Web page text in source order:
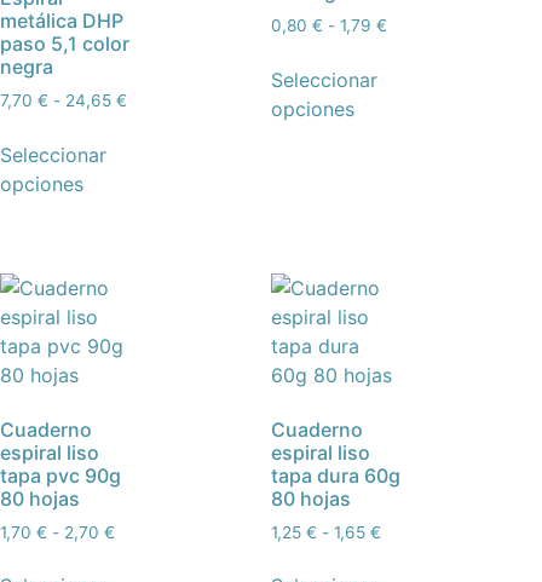
metálica DHP
paso 5,1 color
negra
7,70 € - 24,65 €
Seleccionar
opciones
0,80 € - 1,79 €
Seleccionar
opciones
Cuaderno
espiral liso
tapa pvc 90g
80 hojas
1,70 € - 2,70 €
Cuaderno
espiral liso
tapa dura 60g
80 hojas
1,25 € - 1,65 €